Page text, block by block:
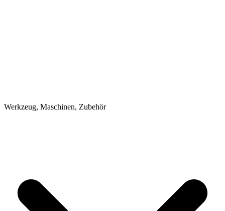
Werkzeug, Maschinen, Zubehör